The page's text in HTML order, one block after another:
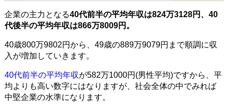
企業の主力となる40代前半の平均年収は824万3128円、40
代後半の平均年収は866万8009円。
40歳800万9802円から、49歳の889万9079円まで順調に収
入が増加していきます。
40代前半の平均年収が582万1000円(男性平均)ですから、平
均よりも高い数字にはなりますが、社会全体の中でみれば
中堅企業の水準になります。